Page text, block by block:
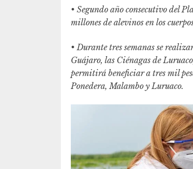
• Segundo año consecutivo del
millones de alevinos en los
• Durante tres semanas se
Guájaro, las Ciénagas de
permitirá beneficiar a tres mil
Ponedera, Malambo y Luruaco.